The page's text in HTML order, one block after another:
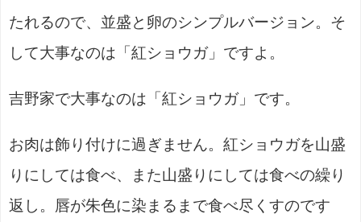
たれるので、並盛と卵のシンプルバージョン。そ
して大事なのは「紅ショウガ」ですよ。
吉野家で大事なのは「紅ショウガ」です。
お肉は飾り付けに過ぎません。紅ショウガを山盛
りにしては食べ、また山盛りにしては食べの繰り
返し。唇が朱色に染まるまで食べ尽くすのです